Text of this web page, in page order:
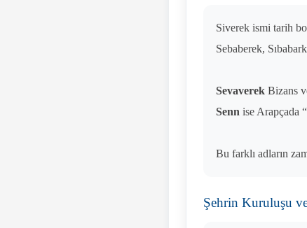
Siverek ismi tarih
Sebaberek,
Sevaverek Bizans
Senn ise Arapçada
Bu farklı adların
Şehrin Kuruluşu